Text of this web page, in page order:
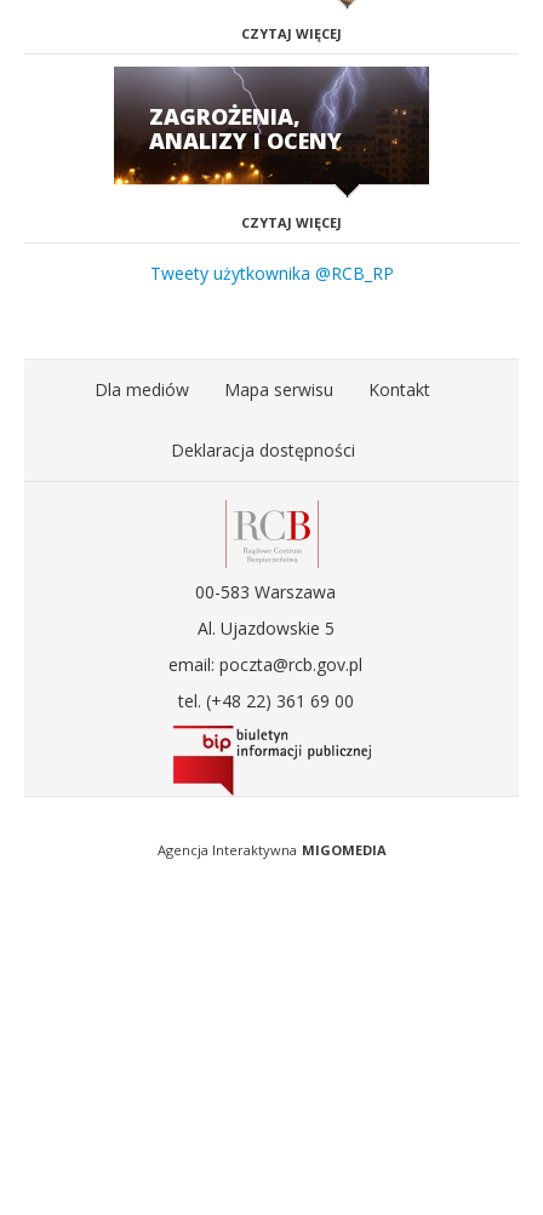
CZYTAJ WIĘCEJ
ZAGROŻENIA,
ANALIZY I OCENY
CZYTAJ WIĘCEJ
Tweety użytkownika @RCB_RP
Dla mediów Mapa serwisu Kontakt
Deklaracja dostępności
00-583 Warszawa
Al. Ujazdowskie 5
email: poczta@rcb.gov.pl
tel. (+48 22) 361 69 00
Agencja Interaktywna MIGOMEDIA